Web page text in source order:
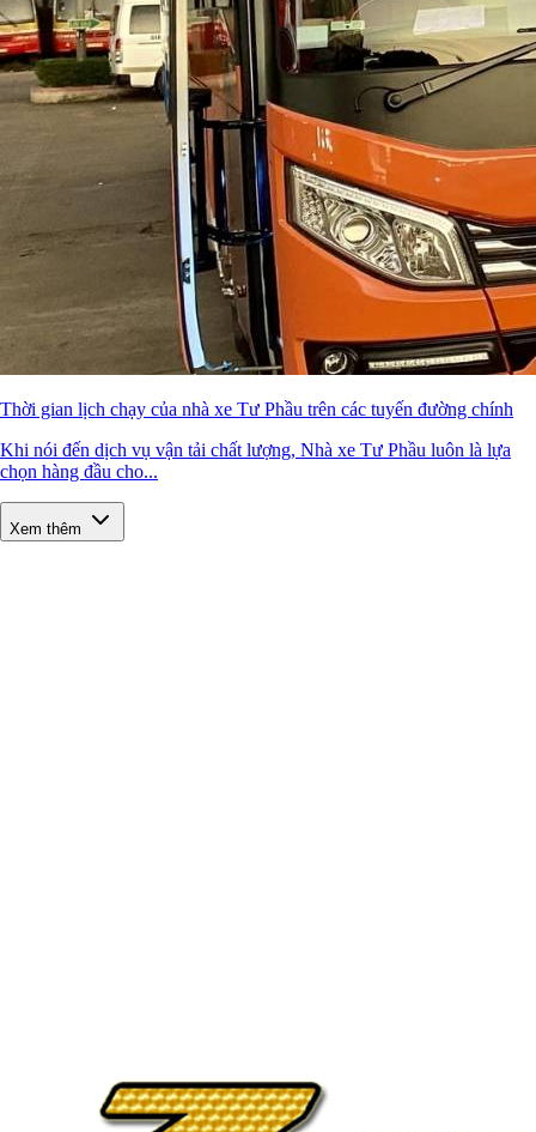
Thời gian lịch chạy của nhà xe Tư Phầu trên các tuyến đường chính
Khi nói đến dịch vụ vận tải chất lượng, Nhà xe Tư Phầu luôn là lựa
chọn hàng đầu cho...
Xem thêm